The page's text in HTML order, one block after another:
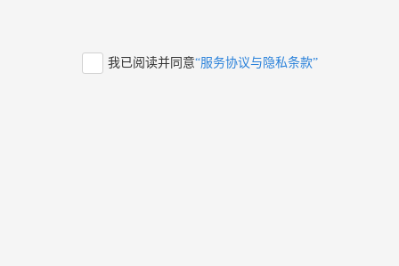
我已阅读并同意“服务协议与隐私条款”